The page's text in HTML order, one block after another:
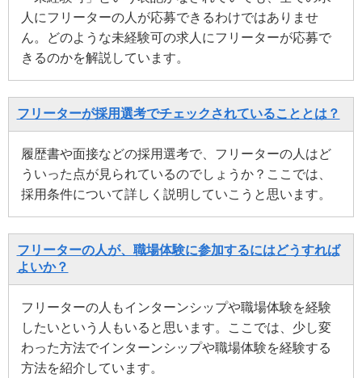
人にフリーターの人が応募できるわけではありませ
ん。どのような未経験可の求人にフリーターが応募で
きるのかを解説しています。
フリーターが採用選考でチェックされていることとは？
履歴書や面接などの採用選考で、フリーターの人はど
ういった点が見られているのでしょうか？ここでは、
採用条件について詳しく説明していこうと思います。
フリーターの人が、職場体験に参加するにはどうすれば
よいか？
フリーターの人もインターンシップや職場体験を経験
したいという人もいると思います。ここでは、少し変
わった方法でインターンシップや職場体験を経験する
方法を紹介しています。